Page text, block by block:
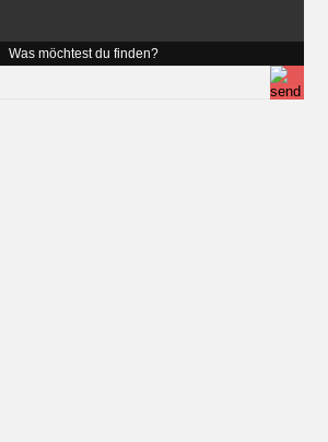
Was möchtest du finden?